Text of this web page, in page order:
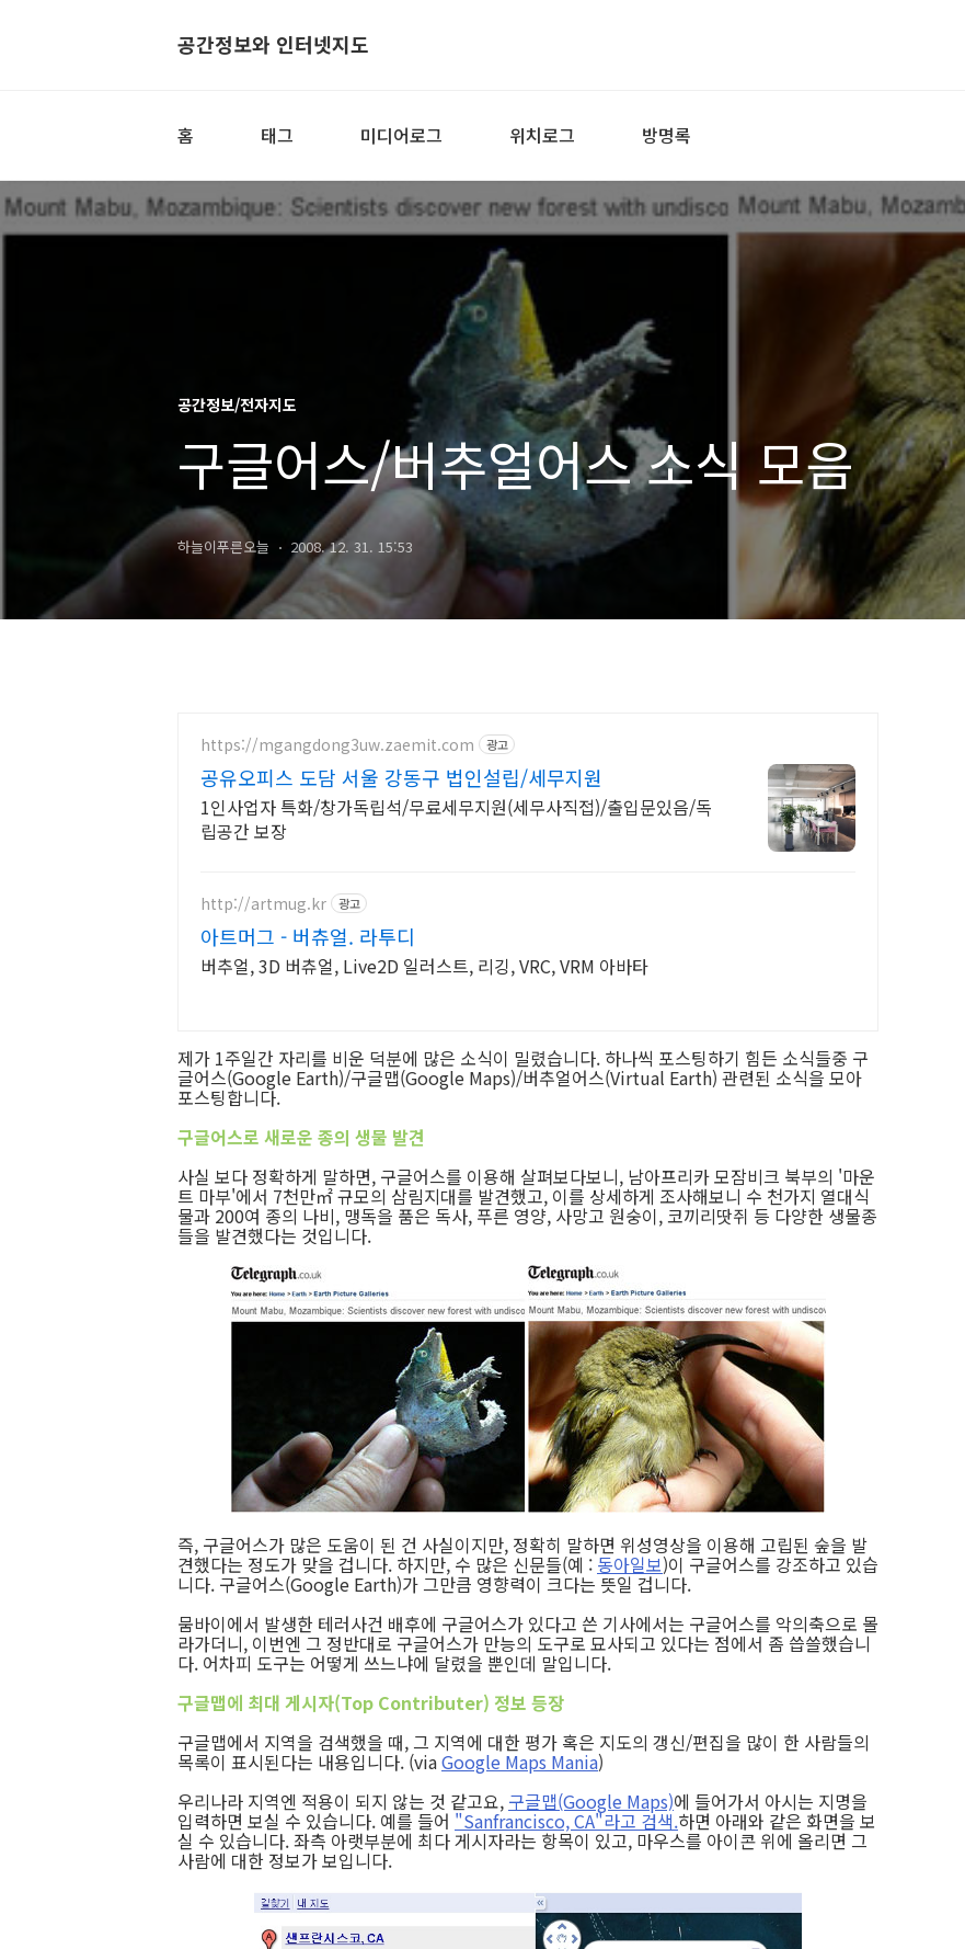
공간정보와 인터넷지도
홈 태그 미디어로그 위치로그 방명록
공간정보/전자지도
구글어스/버추얼어스 소식 모음
하늘이푸른오늘 2008. 12. 31. 15:53
https://mgangdong3uw.zaemit.com 광고
공유오피스 도담 서울 강동구 법인설립/세무지원
1인사업자 특화/창가독립석/무료세무지원(세무사직접)/출입문있음/독
립공간 보장
http://artmug.kr 광고
아트머그 - 버츄얼. 라투디
버추얼, 3D 버츄얼, Live2D 일러스트, 리깅, VRC, VRM 아바타
제가 1주일간 자리를 비운 덕분에 많은 소식이 밀렸습니다. 하나씩 포스팅하기 힘든 소식들중 구
글어스(Google Earth)/구글맵(Google Maps)/버추얼어스(Virtual Earth) 관련된 소식을 모아
포스팅합니다.
구글어스로 새로운 종의 생물 발견
사실 보다 정확하게 말하면, 구글어스를 이용해 살펴보다보니, 남아프리카 모잠비크 북부의 '마운
트 마부'에서 7천만㎡ 규모의 삼림지대를 발견했고, 이를 상세하게 조사해보니 수 천가지 열대식
물과 200여 종의 나비, 맹독을 품은 독사, 푸른 영양, 사망고 원숭이, 코끼리땃쥐 등 다양한 생물종
들을 발견했다는 것입니다.
즉, 구글어스가 많은 도움이 된 건 사실이지만, 정확히 말하면 위성영상을 이용해 고립된 숲을 발
견했다는 정도가 맞을 겁니다. 하지만, 수 많은 신문들(예 : 동아일보)이 구글어스를 강조하고 있습
니다. 구글어스(Google Earth)가 그만큼 영향력이 크다는 뜻일 겁니다.
뭄바이에서 발생한 테러사건 배후에 구글어스가 있다고 쓴 기사에서는 구글어스를 악의축으로 몰
라가더니, 이번엔 그 정반대로 구글어스가 만능의 도구로 묘사되고 있다는 점에서 좀 씁쓸했습니
다. 어차피 도구는 어떻게 쓰느냐에 달렸을 뿐인데 말입니다.
구글맵에 최대 게시자(Top Contributer) 정보 등장
구글맵에서 지역을 검색했을 때, 그 지역에 대한 평가 혹은 지도의 갱신/편집을 많이 한 사람들의
목록이 표시된다는 내용입니다. (viaGoogle Maps Mania)
우리나라 지역엔 적용이 되지 않는 것 같고요, 구글맵(Google Maps)에 들어가서 아시는 지명을
입력하면 보실 수 있습니다. 예를 들어 "Sanfrancisco, CA"라고 검색.하면 아래와 같은 화면을 보
실 수 있습니다. 좌측 아랫부분에 최다 게시자라는 항목이 있고, 마우스를 아이콘 위에 올리면 그
사람에 대한 정보가 보입니다.